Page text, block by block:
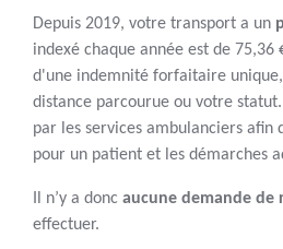
Depuis 2019, votre transport a un
indexé chaque année est de 75,36
d'une indemnité forfaitaire
distance parcourue ou votre
par les services ambulanciers afin
pour un patient et les démarches
Il n’y a donc aucune demande de
effectuer.